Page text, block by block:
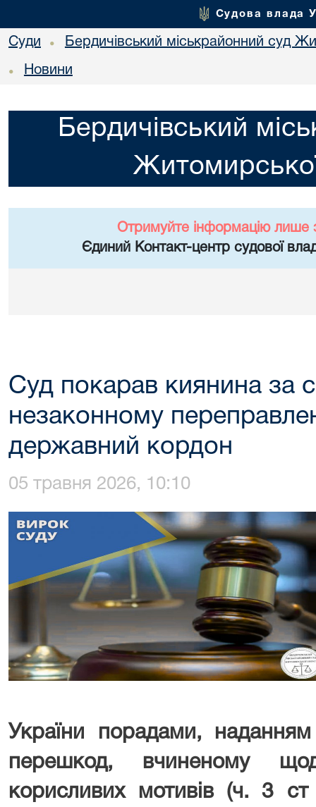
Судова влада
Суди • Бердичівський міськрайонний суд
• Новини
Бердичівський
Отримуйте інформацію лише
Єдиний Контакт-центр судової
Суд покарав киянина за
незаконному
державний кордон
05 травня 2026, 10:10
України
порадами,
перешкод, вчиненому
корисливих мотивів
(ч. 3 ст